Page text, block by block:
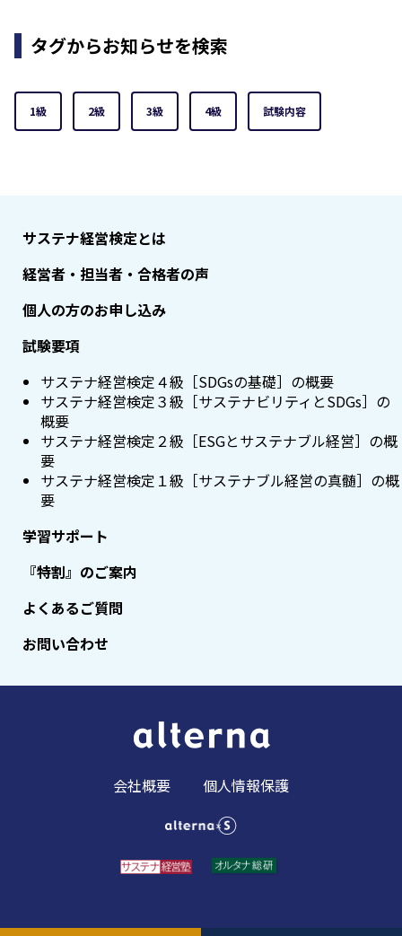
タグからお知らせを検索
1級 2級 3級 4級 試験内容
サステナ経営検定とは
経営者・担当者・合格者の声
個人の方のお申し込み
試験要項
サステナ経営検定４級［SDGsの基礎］の概要
サステナ経営検定３級［サステナビリティとSDGs］の
概要
サステナ経営検定２級［ESGとサステナブル経営］の概
要
サステナ経営検定１級［サステナブル経営の真髄］の概
要
学習サポート
『特割』のご案内
よくあるご質問
お問い合わせ
会社概要 個人情報保護